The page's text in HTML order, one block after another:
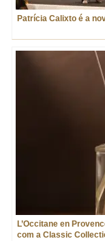
Patrícia Calixto é a
L’Occitane en
com a Classic